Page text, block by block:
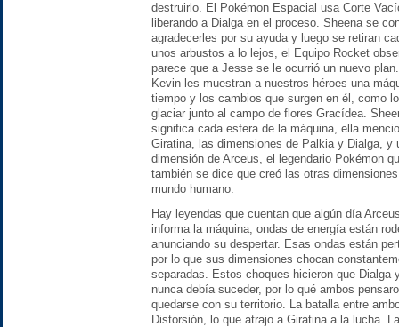
destruirlo. El Pokémon Espacial usa Corte
liberando a Dialga en el proceso. Sheena se
agradecerles por su ayuda y luego se retiran
unos arbustos a lo lejos, el Equipo Rocket
parece que a Jesse se le ocurrió un nuevo
Kevin les muestran a nuestros héroes una
tiempo y los cambios que surgen en él, como
glaciar junto al campo de flores Gracídea.
significa cada esfera de la máquina, ella
Giratina, las dimensiones de Palkia y Dialga, y
dimensión de Arceus, el legendario Pokémon
también se dice que creó las otras
mundo humano.
Hay leyendas que cuentan que algún día
informa la máquina, ondas de energía están
anunciando su despertar. Esas ondas están
por lo que sus dimensiones chocan
separadas. Estos choques hicieron que Dialga
nunca debía suceder, por lo qué ambos
quedarse con su territorio. La batalla entre
Distorsión, lo que atrajo a Giratina a la lucha.